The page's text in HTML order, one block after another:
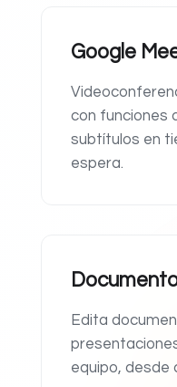
Google
con funciones
subtítulos en
espera.
Edita
equipo, desde